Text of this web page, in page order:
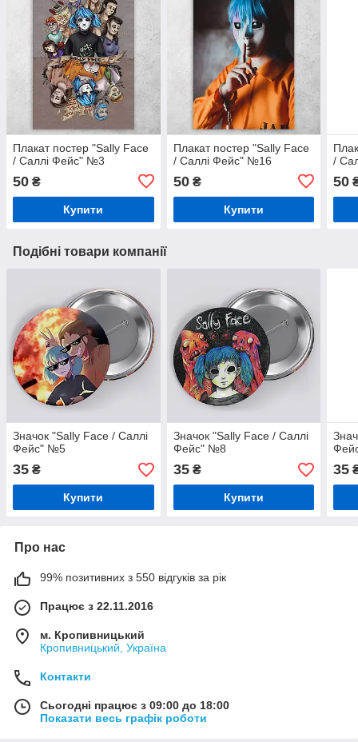
Плакат постер "Sally Face
/ Саллі Фейс" №3
50 ₴
Купити
Плакат постер "Sally Face
/ Саллі Фейс" №16
50₴
Купити
/
50
Подібні товари компанії
Значок "Sally Face / Саллі
Фейс" №5
35 ₴
Купити
Значок "Sally Face / Саллі
Фейс" №8
35₴
Купити
35
Про нас
99% позитивних з 550 відгуків за рік
Працює з 22.11.2016
м. Кропивницький
Кропивницький, Україна
Контакти
Сьогодні працює з 09:00 до 18:00
Показати весь графік роботи